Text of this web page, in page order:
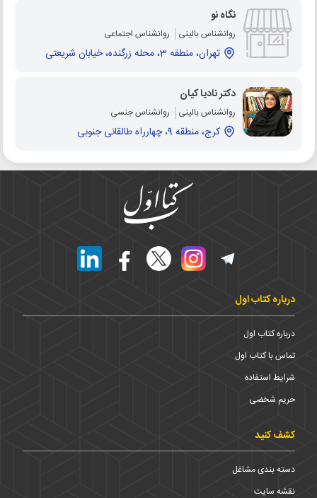
نگاه نو
روانشناس بالینی روانشناس اجتماعی
تهران، منطقه 3، محله زرگنده، خیابان شریعتی
دکتر نادیا کیان
روانشناس بالینی روانشناس جنسی
کرج، منطقه 9، چهارراه طالقانی جنوبی
درباره کتاب اول
درباره کتاب اول
تماس با کتاب اول
شرایط استفاده
حریم شخضی
کشف کنید
دسته بندی مشاغل
نقشه سایت